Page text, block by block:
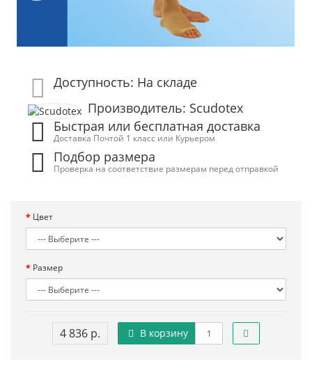
Доступность: На складе
Производитель: Scudotex
Быстрая или бесплатная доставка
Доставка Почтой 1 класс или Курьером
Подбор размера
Проверка на соответствие размерам перед отправкой
Цвет
Размер
4 836 р. В корзину